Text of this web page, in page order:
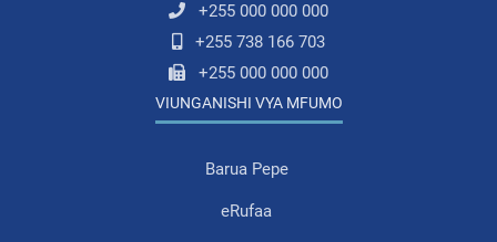
+255 000 000 000
+255 738 166 703
+255 000 000 000
VIUNGANISHI VYA MFUMO
Barua Pepe
eRufaa